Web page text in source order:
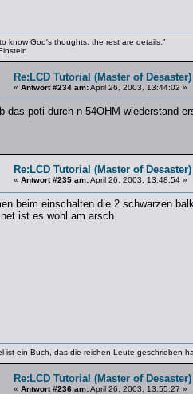
know God's thoughts, the rest are details."
Re:LCD Tutorial (Master of Desaster)
« Antwort #234 am:April 26, 2003, 13:44:02 »
das poti durch n 54OHM wiederstand
Re:LCD Tutorial (Master of Desaster)
« Antwort #235 am:April 26, 2003, 13:48:54 »
beim einschalten die 2 schwarzen
ist es wohl am arsch
ist ein Buch, das die reichen Leute geschrieben
Re:LCD Tutorial (Master of Desaster)
« Antwort #236 am:April 26, 2003, 13:55:27 »